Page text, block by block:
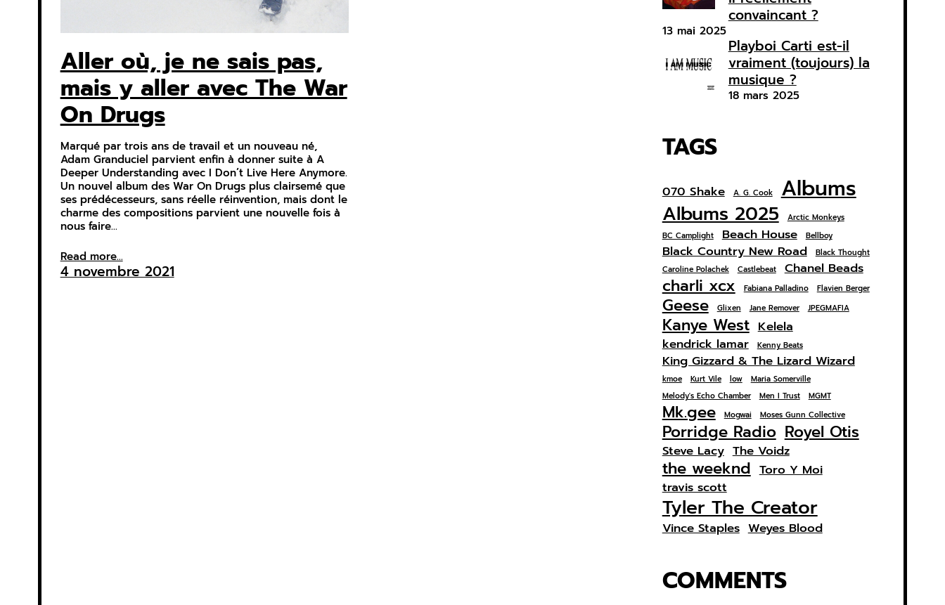
Aller où, je ne sais pas,
mais y aller avec The War
On Drugs
Marqué par trois ans de travail et un nouveau né,
Adam Granduciel parvient enfin à donner suite à A
Deeper Understanding avec I Don’t Live Here Anymore.
Un nouvel album des War On Drugs plus clairsemé que
ses prédécesseurs, sans réelle réinvention, mais dont le
charme des compositions parvient une nouvelle fois à
nous faire…
Read more...
4 novembre 2021
convaincant ?
13 mai 2025
Playboi Carti est-il
vraiment (toujours) la
musique ?
18 mars 2025
TAGS
070 Shake A. G. Cook Albums
Albums 2025
Arctic Monkeys
BC Camplight
Beach House Bellboy
Black Country New Road
Black Thought
Caroline Polachek
Castlebeat Chanel Beads
charli xcx Fabiana Palladino Flavien Berger
Geese Glixen Jane Remover JPEGMAFIA
Kanye West Kelela
kendrick lamar
Kenny Beats
King Gizzard & The Lizard Wizard
kmoe Kurt Vile low
Maria Somerville
Melody's Echo Chamber
Men I Trust MGMT
Mk.gee Mogwai Moses Gunn Collective
Porridge Radio Royel Otis
Steve Lacy The Voidz
the weeknd Toro Y Moi
travis scott
Tyler The Creator
Vince Staples Weyes Blood
COMMENTS